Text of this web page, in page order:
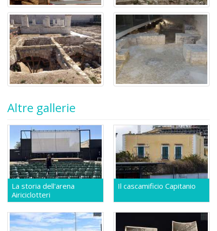
Altre gallerie
La storia dell'arena
Airiciclotteri
Il cascamificio Capitanio